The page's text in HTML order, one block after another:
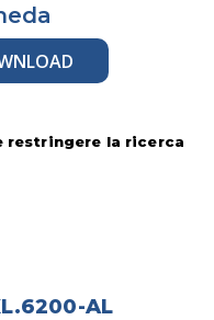
la ricerca
AL